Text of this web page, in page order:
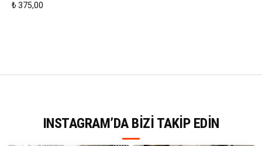
₺ 375,00
INSTAGRAM’DA BIZI TAKIP EDIN